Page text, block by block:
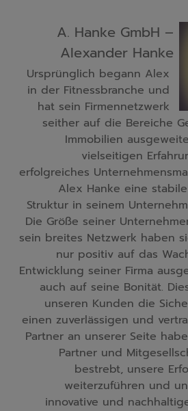
A. Hanke GmbH –
Alexander Hanke
Ursprünglich begann Alex
in der Fitnessbranche und
hat sein Firmennetzwerk
seither auf die Bereiche
Immobilien
vielseitigen
erfolgreiches
Alex Hanke eine
Struktur in seinem
Die Größe seiner
sein breites Netzwerk haben
nur positiv auf das
Entwicklung seiner Firma
auch auf seine Bonität.
unseren Kunden die
einen zuverlässigen und
Partner an unserer Seite
Partner und
bestrebt, unsere
weiterzuführen und
innovative und